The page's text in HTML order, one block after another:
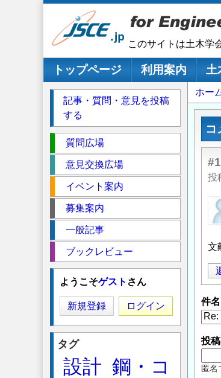
このサイトは土木学
メインナビゲーション
トップページ 利用案内 土
パ
ン
ず
ホー
コ
投
文
件名
投
匿名
記事・質問・意見を投稿
する
ク
シ
質問広場
意見交換広場
イベント案内
募集案内
一般記事
ブックレビュー
ようこそゲスト さん
新規登録 ログイン
タグ
設計 鋼・コ